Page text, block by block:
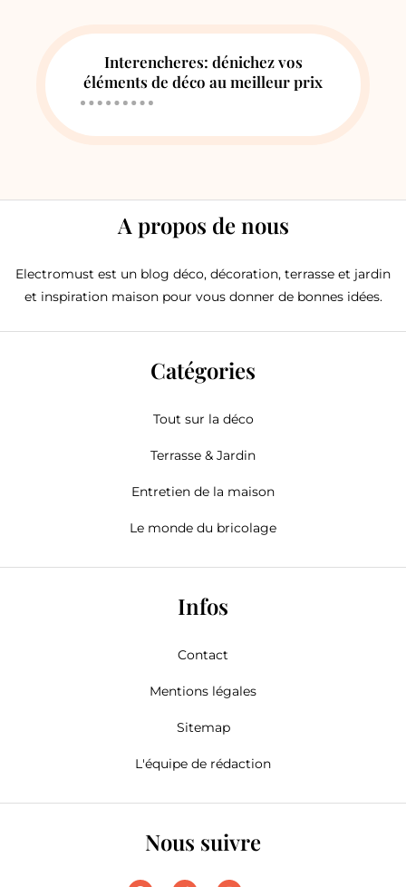
Interencheres: dénichez vos
éléments de déco au meilleur prix
A propos de nous
Electromust est un blog déco, décoration, terrasse et jardin
et inspiration maison pour vous donner de bonnes idées.
Catégories
Tout sur la déco
Terrasse & Jardin
Entretien de la maison
Le monde du bricolage
Infos
Contact
Mentions légales
Sitemap
L'équipe de rédaction
Nous suivre